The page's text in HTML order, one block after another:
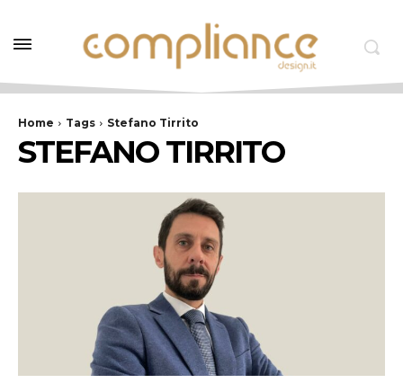
Home Tags Stefano Tirrito
STEFANO TIRRITO